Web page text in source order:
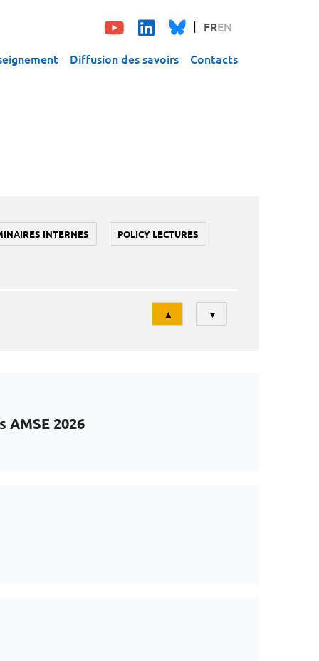
FREN
Diffusion des savoirs Contacts
INTERNES POLICY LECTURES
Tri
▲ ▼
2026